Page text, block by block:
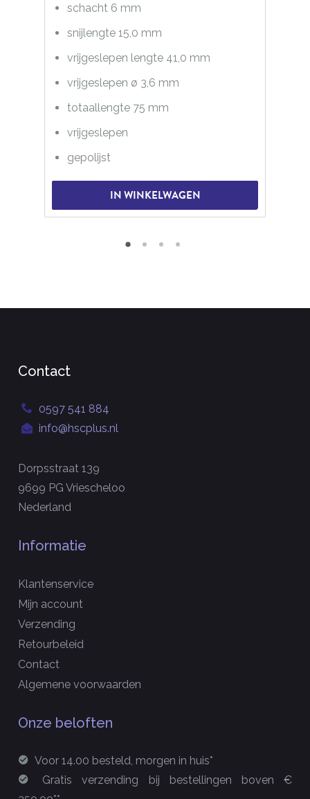
schacht 6 mm
snijlengte 15,0 mm
vrijgeslepen lengte 41,0 mm
vrijgeslepen ø 3,6 mm
totaallengte 75 mm
vrijgeslepen
gepolijst
IN WINKELWAGEN
Contact
0597 541 884
info@hscplus.nl
Dorpsstraat 139
9699 PG Vriescheloo
Nederland
Informatie
Klantenservice
Mijn account
Verzending
Retourbeleid
Contact
Algemene voorwaarden
Onze beloften
Voor 14.00 besteld, morgen in huis*
Gratis verzending bij bestellingen boven €